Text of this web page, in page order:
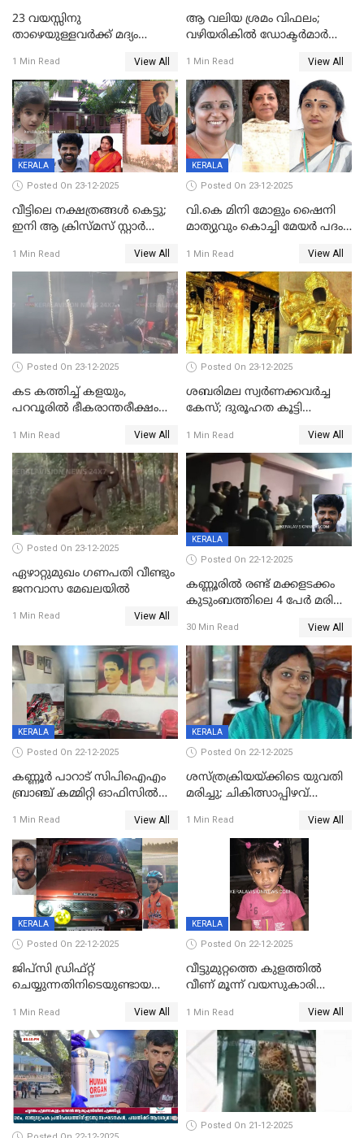
23 വയസ്സിനു
താഴെയുള്ളവർക്ക് മദ്യം
നടപടി;സ്ഥാപനങ്ങൾക്കെതിരെ
രണ്ട് കേസുകൾ
1 Min Read View All
ആ വലിയ ശ്രമം വിഫലം;
വഴിയരികില്‍ ‌ഡോക്ടര്‍മാര്‍
മരണത്തിന് കീഴടങ്ങി
1 Min Read View All
KERALA
Posted On 23-12-2025
വീട്ടിലെ നക്ഷത്രങ്ങൾ കെട്ടു;
ഇനി ആ ക്രിസ്മസ് സ്റ്റാർ
വേണ്ടിയുള്ള
പിടിവലിക്കിടയിൽ
അപ്പൂപ്പനെതിരെ പോക്സോ
കേസ് ഒടുവിൽ 4 ജീവനുകൾ
പൊലിഞ്ഞു
1 Min Read View All
KERALA
Posted On 23-12-2025
വി.കെ മിനി മോളും ഷൈനി
മാത്യുവും കൊച്ചി മേയർ പദം
മേയറാകില്ല
1 Min Read View All
Posted On 23-12-2025
കട കത്തിച്ച് കളയും,
പറവൂരില്‍ ഭീകരാന്തരീക്ഷം
1 Min Read View All
Posted On 23-12-2025
ശബരിമല സ്വര്‍ണക്കവര്‍ച്ച
കേസ്; ദുരൂഹത കൂട്ടി
1 Min Read View All
Posted On 23-12-2025
ഏഴാറ്റുമുഖം ഗണപതി വീണ്ടും
ജനവാസ മേഖലയിൽ
1 Min Read View All
KERALA
Posted On 22-12-2025
കണ്ണൂരിൽ രണ്ട് മക്കളടക്കം
കുടുംബത്തിലെ 4 പേർ മരിച്ച
30 Min Read View All
KERALA
Posted On 22-12-2025
കണ്ണൂർ പാറാട് സിപിഐഎം
ബ്രാഞ്ച് കമ്മിറ്റി ഓഫിസിൽ
ചിത്രങ്ങളടക്കം കത്തിയ
നിലയിൽ
1 Min Read View All
KERALA
Posted On 22-12-2025
ശസ്ത്രക്രിയയ്‌ക്കിടെ യുവതി
മരിച്ചു; ചികിത്സാപ്പിഴവ്
സംഭവം മാവേലിക്കരയിൽ
1 Min Read View All
KERALA
Posted On 22-12-2025
ജിപ്സി ഡ്രിഫ്റ്റ്
ചെയ്യുന്നതിനിടെയുണ്ടായ
ദാരുണാന്ത്യം; ജീപ്സി
ഓടിച്ചയാൾ അറസ്റ്റിൽ.
1 Min Read View All
KERALA
Posted On 22-12-2025
വീട്ടുമുറ്റത്തെ കുളത്തിൽ
വീണ് മൂന്ന് വയസുകാരി
1 Min Read View All
Posted On 21-12-2025